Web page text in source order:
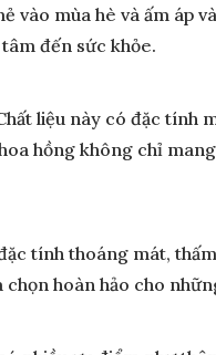
mùa hè và ấm áp
đến sức khỏe.
liệu này có đặc
hồng không chỉ
tính thoáng mát,
hoàn hảo cho